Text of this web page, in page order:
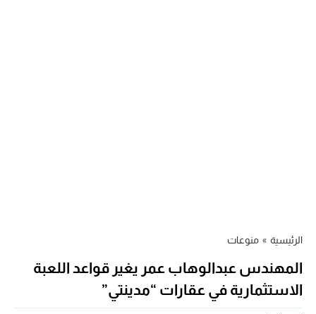
الرئيسية » منوعات
المهندس عبدالوهاب عمر يغير قواعد اللعبة
الاستثمارية في عقارات “مدينتي”